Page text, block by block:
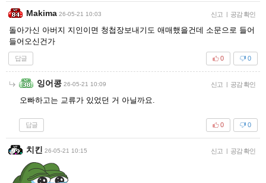
Makima 26-05-21 10:03 신고 | 공감 확인
돌아가신 아버지 지인이면 청첩장보내기도 애매했을건데 소문으로 들어
들어오신건가
답글 0
0
잉어콩 26-05-21 10:09 신고 | 공감 확인
오빠하고는 교류가 있었던 거 아닐까요.
답글 0
0
치킨 26-05-21 10:15 신고 | 공감 확인